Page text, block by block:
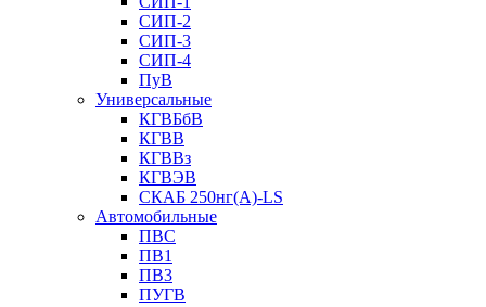
СИП-2
СИП-3
СИП-4
ПуВ
Универсальные
КГВБбВ
КГВВ
КГВВз
КГВЭВ
СКАБ 250нг(А)-LS
Автомобильные
ПВС
ПВ1
ПВ3
ПУГВ